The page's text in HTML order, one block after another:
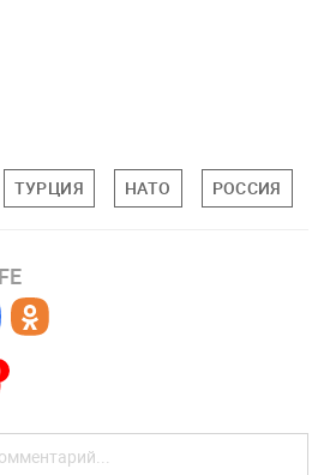
ТУРЦИЯ НАТО РОССИЯ